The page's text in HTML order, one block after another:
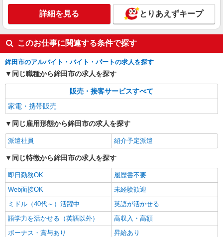
詳細を見る とりあえずキープ
このお仕事に関連する条件で探す
鉾田市のアルバイト・バイト・パートの求人を探す
同じ職種から鉾田市の求人を探す
販売・接客サービスすべて
家電・携帯販売
同じ雇用形態から鉾田市の求人を探す
派遣社員 紹介予定派遣
同じ特徴から鉾田市の求人を探す
即日勤務OK
履歴書不要
Web面接OK
未経験歓迎
ミドル（40代～）活躍中
英語が活かせる
語学力を活かせる（英語以外）
高収入・高額
ボーナス・賞与あり
昇給あり